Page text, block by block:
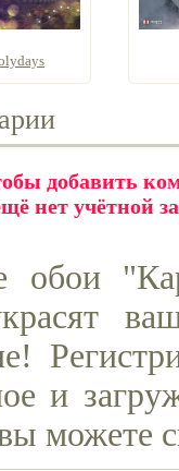
добавить
нет учётной
обои
и
можете